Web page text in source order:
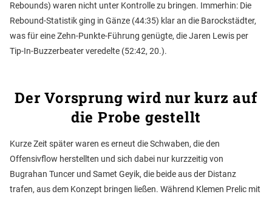
Rebounds) waren nicht unter Kontrolle zu bringen. Immerhin: Die
Rebound-Statistik ging in Gänze (44:35) klar an die Barockstädter,
was für eine Zehn-Punkte-Führung genügte, die Jaren Lewis per
Tip-In-Buzzerbeater veredelte (52:42, 20.).
Der Vorsprung wird nur kurz auf
die Probe gestellt
Kurze Zeit später waren es erneut die Schwaben, die den
Offensivflow herstellten und sich dabei nur kurzzeitig von
Bugrahan Tuncer und Samet Geyik, die beide aus der Distanz
trafen, aus dem Konzept bringen ließen. Während Klemen Prelic mit